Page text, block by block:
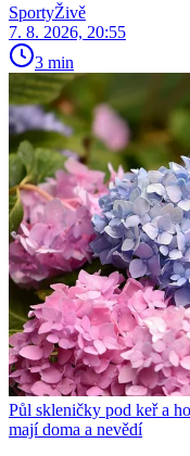
SportyŽivě
7. 8. 2026, 20:55
3 min
Půl skleničky pod keř a
mají doma a nevědí